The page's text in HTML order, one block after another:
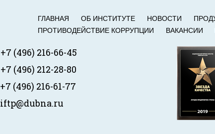
ГЛАВНАЯ ОБ ИНСТИТУТЕ НОВОСТИ
ПРОТИВОДЕЙСТВИЕ КОРРУПЦИИ
ВАКАНСИИ
+7 (496) 216-66-45
+7 (496) 212-28-80
+7 (496) 216-61-77
iftp@dubna.ru